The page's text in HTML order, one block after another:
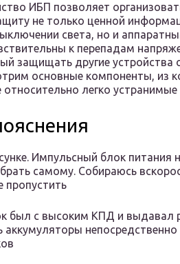
ИБП позволяет
не только ценной
света, но и
к перепадам
защищать другие
основные компоненты, из
относительно легко
Импульсный блок питания
самому. Собираюсь
пропустить
был с высоким КПД и выдавал
непосредственно